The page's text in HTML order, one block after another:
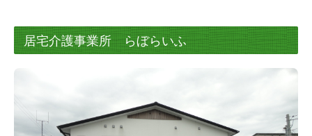
居宅介護事業所 らぼらいふ